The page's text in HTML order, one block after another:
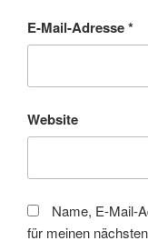
E-Mail-Adresse*
Website
Name, E-Mail-
für meinen